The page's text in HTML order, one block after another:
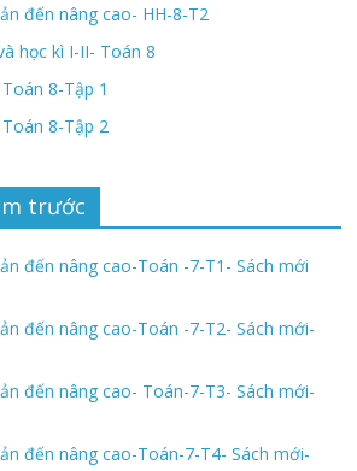
đến nâng cao- HH-8-T2
học kì I-II- Toán 8
8-Tập 1
8-Tập 2
trước
đến nâng cao-Toán -7-T1- Sách mới
đến nâng cao-Toán -7-T2- Sách mới-
đến nâng cao- Toán-7-T3- Sách mới-
đến nâng cao-Toán-7-T4- Sách mới-